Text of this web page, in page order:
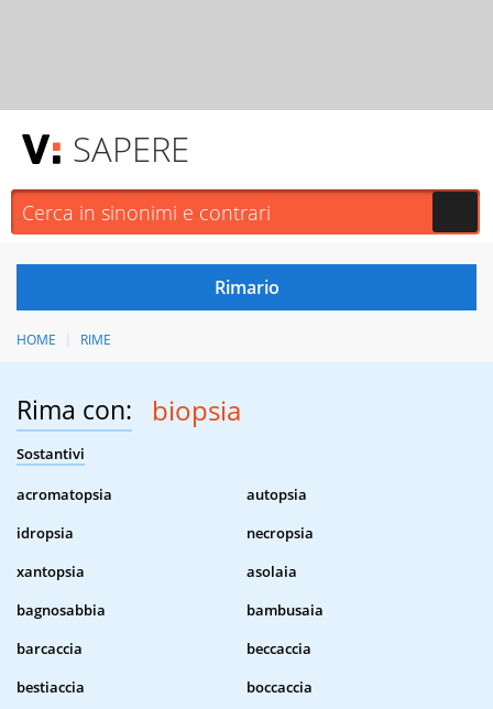
SAPERE
HOME RIME
Rima con: biopsia
Sostantivi
acromatopsia
autopsia
idropsia
necropsia
xantopsia
asolaia
bagnosabbia
bambusaia
barcaccia
beccaccia
bestiaccia
boccaccia